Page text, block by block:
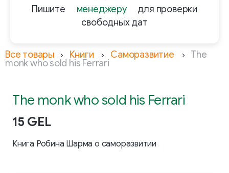
Пишите
менеджеру
для проверки
свободных дат
Все товары Книги Саморазвитие The
monk who sold his Ferrari
The monk who sold his Ferrari
15 GEL
Книга Робина Шарма о саморазвитии